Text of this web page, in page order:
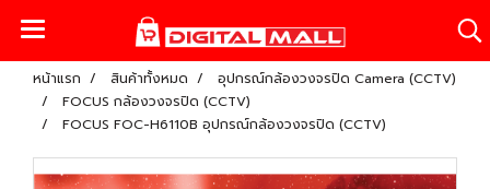
หน้าแรก สินค้าทั้งหมด
อุปกรณ์กล้องวงจรปิด Camera (CCTV)
FOCUS กล้องวงจรปิด (CCTV)
FOCUS FOC-H6110B อุปกรณ์กล้องวงจรปิด (CCTV)